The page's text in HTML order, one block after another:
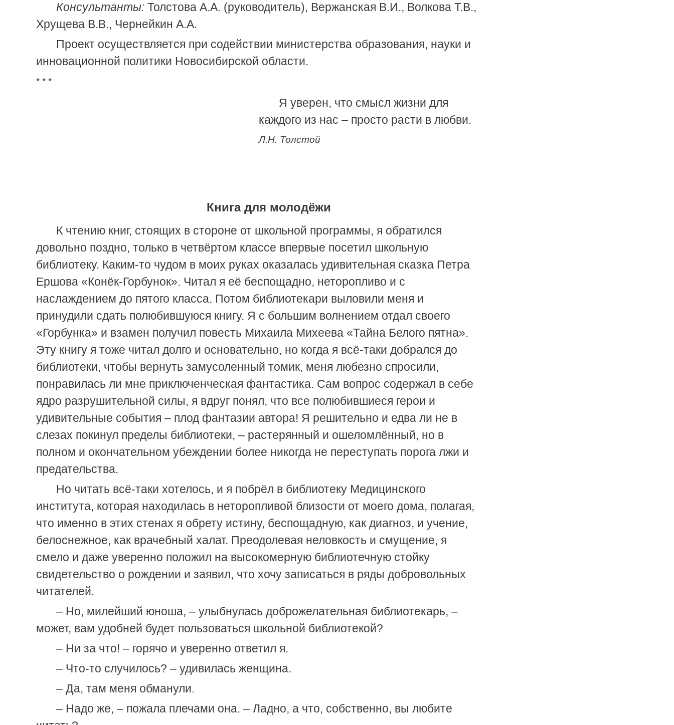
Консультанты: Толстова А.А. (руководитель), Вержанская В.И., Волкова Т.В.,
Хрущева В.В., Чернейкин А.А.
Проект осуществляется при содействии министерства образования, науки и
инновационной политики Новосибирской области.
* * *
Я уверен, что смысл жизни для
каждого из нас – просто расти в любви.
Л.Н. Толстой
Книга для молодёжи
К чтению книг, стоящих в стороне от школьной программы, я обратился
довольно поздно, только в четвёртом классе впервые посетил школьную
библиотеку. Каким-то чудом в моих руках оказалась удивительная сказка Петра
Ершова «Конёк-Горбунок». Читал я её беспощадно, неторопливо и с
наслаждением до пятого класса. Потом библиотекари выловили меня и
принудили сдать полюбившуюся книгу. Я с большим волнением отдал своего
«Горбунка» и взамен получил повесть Михаила Михеева «Тайна Белого пятна».
Эту книгу я тоже читал долго и основательно, но когда я всё-таки добрался до
библиотеки, чтобы вернуть замусоленный томик, меня любезно спросили,
понравилась ли мне приключенческая фантастика. Сам вопрос содержал в себе
ядро разрушительной силы, я вдруг понял, что все полюбившиеся герои и
удивительные события – плод фантазии автора! Я решительно и едва ли не в
слезах покинул пределы библиотеки, – растерянный и ошеломлённый, но в
полном и окончательном убеждении более никогда не переступать порога лжи и
предательства.
Но читать всё-таки хотелось, и я побрёл в библиотеку Медицинского
института, которая находилась в неторопливой близости от моего дома, полагая,
что именно в этих стенах я обрету истину, беспощадную, как диагноз, и учение,
белоснежное, как врачебный халат. Преодолевая неловкость и смущение, я
смело и даже уверенно положил на высокомерную библиотечную стойку
свидетельство о рождении и заявил, что хочу записаться в ряды добровольных
читателей.
– Но, милейший юноша, – улыбнулась доброжелательная библиотекарь, –
может, вам удобней будет пользоваться школьной библиотекой?
– Ни за что! – горячо и уверенно ответил я.
– Что-то случилось? – удивилась женщина.
– Да, там меня обманули.
– Надо же, – пожала плечами она. – Ладно, а что, собственно, вы любите